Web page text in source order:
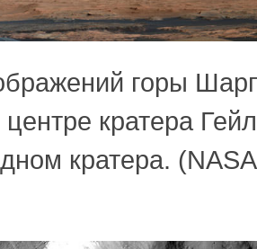
горы
центре кратера
кратера.